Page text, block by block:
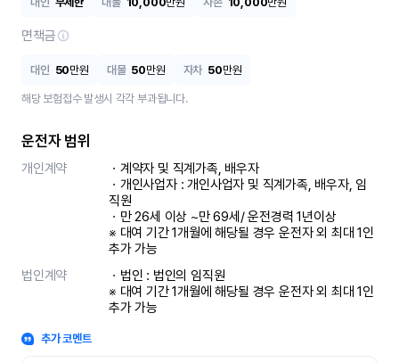
면책금
대인 50만원 대물 50만원 자차 50만원
해당 보험접수 발생시 각각 부과됩니다.
운전자 범위
개인계약
ㆍ계약자 및 직계가족, 배우자
ㆍ개인사업자 : 개인사업자 및 직계가족, 배우자, 임
직원
ㆍ만 26세 이상 ~만 69세/ 운전경력 1년이상
※ 대여 기간 1개월에 해당될 경우 운전자 외 최대 1인
추가 가능
법인계약
ㆍ법인 : 법인의 임직원
※ 대여 기간 1개월에 해당될 경우 운전자 외 최대 1인
추가 가능
추가 코멘트